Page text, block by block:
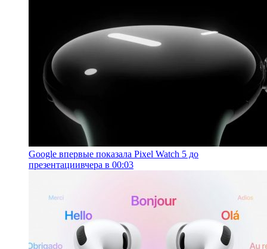
Google впервые показала Pixel Watch 5 до
презентациивчера в 00:03